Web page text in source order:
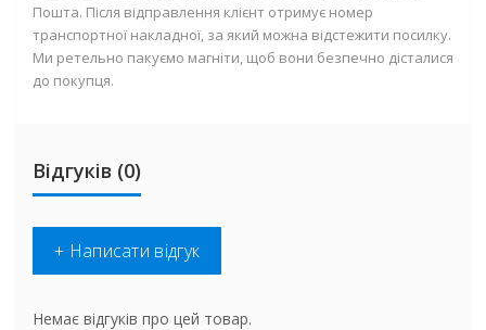
Пошта. Після відправлення клієнт отримує номер
транспортної накладної, за який можна відстежити посилку.
Ми ретельно пакуємо магніти, щоб вони безпечно дісталися
до покупця.
Відгуків (0)
+ Написати відгук
Немає відгуків про цей товар.